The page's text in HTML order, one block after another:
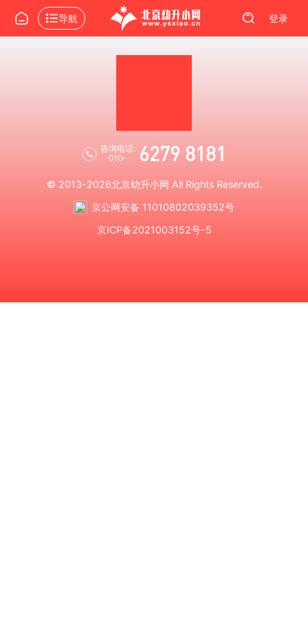
导航 登录
咨询电话:
010-
6279 8181
© 2013-2026北京幼升小网 All Rights Reserved.
京公网安备 11010802039352号
京ICP备2021003152号-5